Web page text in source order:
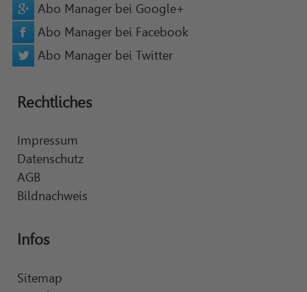
Abo Manager bei Google+
Abo Manager bei Facebook
Abo Manager bei Twitter
Rechtliches
Impressum
Datenschutz
AGB
Bildnachweis
Infos
Sitemap